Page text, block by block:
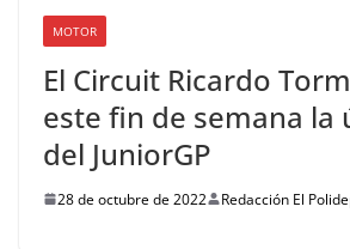
MOTOR
El Circuit Ricardo
este fin de semana la
del JuniorGP
28 de octubre de 2022 Redacción El